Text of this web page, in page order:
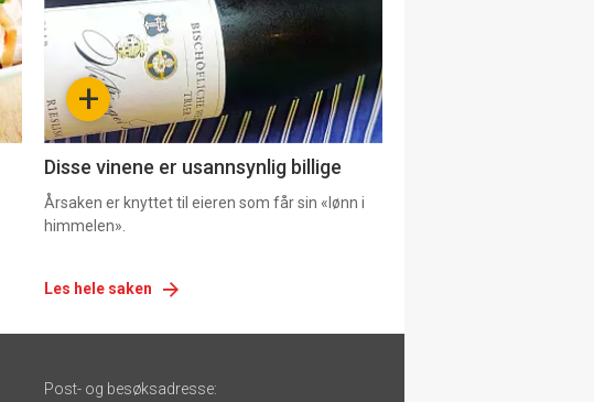
nå
6 +
Disse vinene er usannsynlig billige
Årsaken er knyttet til eieren som får sin «lønn i
himmelen».
Les hele saken
Post- og besøksadresse: